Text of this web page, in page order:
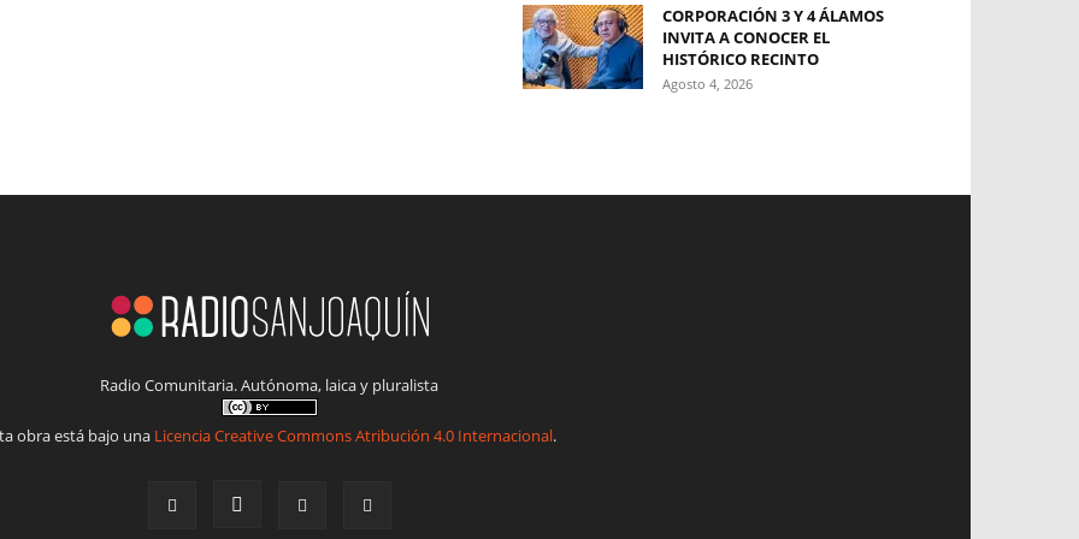
CORPORACIÓN 3 Y 4 ÁLAMOS
INVITA A CONOCER EL
HISTÓRICO RECINTO
Agosto 4, 2026
Radio Comunitaria. Autónoma, laica y pluralista
obra está bajo una Licencia Creative Commons Atribución 4.0 Internacional.